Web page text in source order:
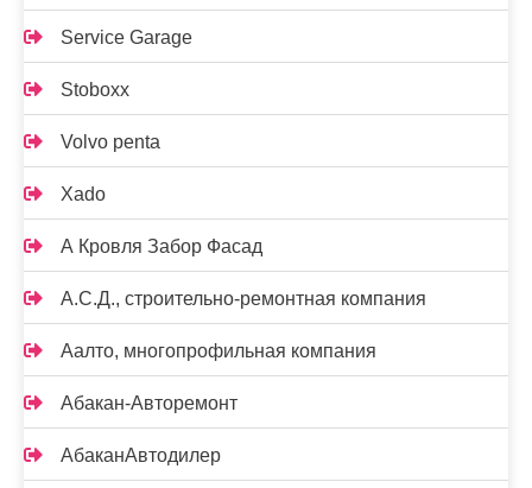
Service Garage
Stoboxx
Volvo penta
Xado
А Кровля Забор Фасад
А.С.Д., строительно-ремонтная компания
Аалто, многопрофильная компания
Абакан-Авторемонт
АбаканАвтодилер